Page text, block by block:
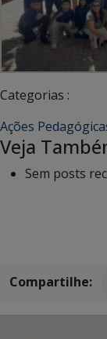
Categorias :
Ações
Veja
Sem posts
Compartilhe: